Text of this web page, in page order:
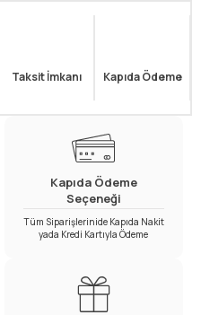
Taksit İmkanı Kapıda Ödeme
Kapıda Ödeme
Seçeneği
Tüm Siparişlerinide Kapıda Nakit
yada Kredi Kartıyla Ödeme